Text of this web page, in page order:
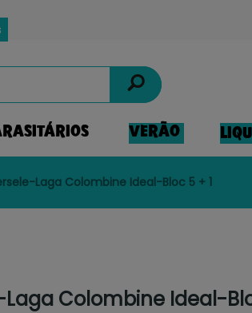
VERÃO
Laga Colombine Ideal-Bloc 5 + 1
Colombine Ideal-